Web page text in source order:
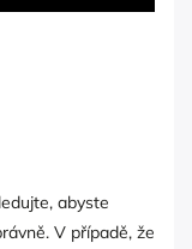
abyste
V případě, že